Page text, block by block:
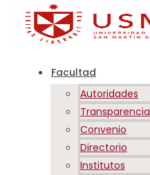
Facultad
Autoridades
Transparencia
Convenio
Directorio
Institutos